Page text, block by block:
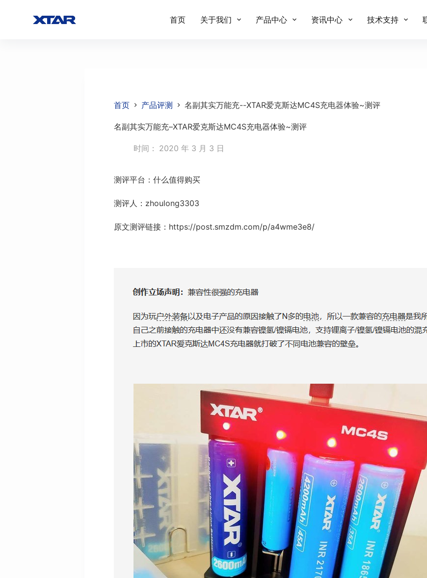
首页 关于我们 产品中心 资讯中心 技术支持
首页 产品评测 名副其实万能充--XTAR爱克斯达MC4S充电器体验~测评
名副其实万能充–XTAR爱克斯达MC4S充电器体验~测评
时间： 2020 年 3 月 3 日
测评平台：什么值得购买
测评人：zhoulong3303
原文测评链接：https://post.smzdm.com/p/a4wme3e8/